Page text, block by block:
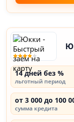
14 дней без %
льготный период
от 3 000 до 100
сумма кредита